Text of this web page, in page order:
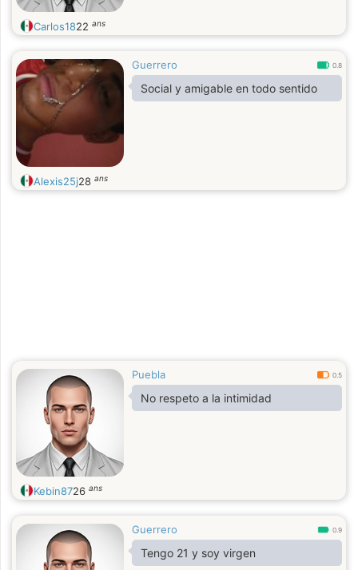
Carlos1822 ans
Guerrero 0.8
Social y amigable en todo sentido
Alexis25j28 ans
Puebla 0.5
No respeto a la intimidad
Kebin8726 ans
Guerrero 0.9
Tengo 21 y soy virgen